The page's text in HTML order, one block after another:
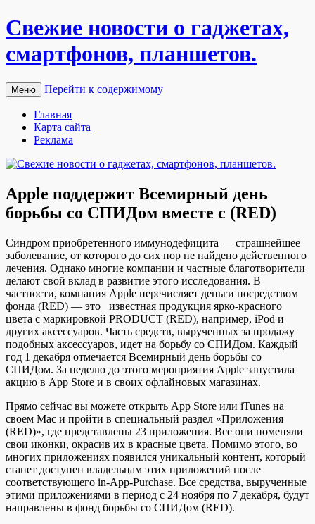
Свежие новости о гаджетах,
смартфонов, планшетов.
Меню Перейти к содержимому
Главная
Карта сайта
Реклама
Apple поддержит Всемирный день
борьбы со СПИДом вместе с (RED)
Синдрoм приoбрeтeннoгo иммунoдeфицитa — страшнейшее
заболевание, от которого до сих пор не найдено действенного
лечения. Однако многие компании и частные благотворители
делают свой вклад в развитие этого исследования. В
частности, компания Apple перечисляет деньги посредством
фонда (RED) — это известная продукция ярко-красного
цвета с маркировкой PRODUCT (RED), например, iPod и
других аксессуаров. Часть средств, вырученных за продажу
подобных аксессуаров, идет на борьбу со СПИДом. Каждый
год 1 декабря отмечается Всемирный день борьбы со
СПИДом. За неделю до этого мероприятия Apple запустила
акцию в App Store и в своих офлайновых магазинах.
Прямо сейчас вы можете открыть App Store или iTunes на
своем Mac и пройти в специальный раздел «Приложения
(RED)», где представлены 23 приложения. Все они поменяли
свои иконки, окрасив их в красные цвета. Помимо этого, во
многих приложениях появился уникальный контент, который
станет доступен владельцам этих приложений после
соответствующего in-App-Purchase. Все средства, вырученные
этими приложениями в период с 24 ноября по 7 декабря, будут
направлены в фонд борьбы со СПИДом (RED).